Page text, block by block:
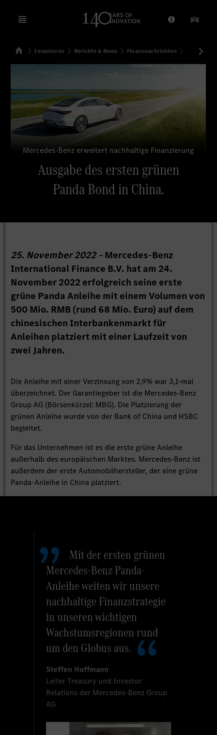
Open menu Anbieter/
SuchenStartseite
Investoren Berichte & News Finanznachrichten Ausgabe
Mercedes-Benz erweitert nachhaltige Finanzierung
Ausgabe des ersten grünen
Panda Bond in China.
25. November 2022 –Mercedes-Benz
International Finance B.V. hat am 24.
November 2022 erfolgreich seine erste
grüne Panda Anleihe mit einem Volumen von
500 Mio. RMB (rund 68 Mio. Euro) auf dem
chinesischen Interbankenmarkt für
Anleihen platziert mit einer Laufzeit von
zwei Jahren.
Die Anleihe mit einer Verzinsung von 2,9% war 3,1-mal
überzeichnet. Der Garantiegeber ist die Mercedes-Benz
Group AG (Börsenkürzel: MBG). Die Platzierung der
grünen Anleihe wurde von der Bank of China und HSBC
begleitet.
Für das Unternehmen ist es die erste grüne Anleihe
außerhalb des europäischen Marktes. Mercedes-Benz ist
außerdem der erste Automobilhersteller, der eine grüne
Panda-Anleihe in China platziert.
Mit der ersten grünen
Mercedes-Benz Panda-
Anleihe weiten wir unsere
nachhaltige Finanzstrategie
in unseren wichtigen
Wachstumsregionen rund
um den Globus aus.
Steffen Hoffmann
Leiter Treasury und Investor
Relations der Mercedes-Benz Group
AG